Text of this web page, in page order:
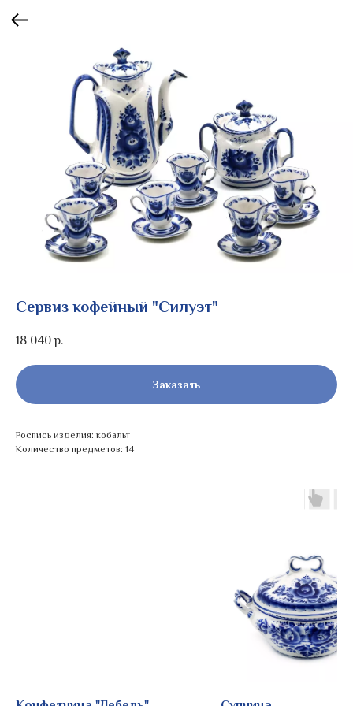
Сервиз кофейный "Силуэт"
18 040 р.
Заказать
Роспись изделия: кобальт
Количество предметов: 14